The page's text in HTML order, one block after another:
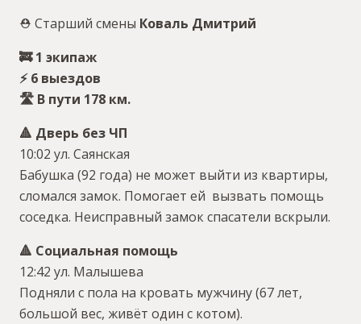
⛑ Старший смены Коваль Дмитрий
🚒 1 экипаж
⚡️ 6 выездов
🛣 В пути 178 км.
🔺 Дверь без ЧП
10:02 ул. Саянская
Бабушка (92 года) не может выйти из квартиры,
сломался замок. Помогает ей вызвать помощь
соседка. Неисправный замок спасатели вскрыли.
🔺 Социальная помощь
12:42 ул. Малышева
Подняли с пола на кровать мужчину (67 лет,
большой вес, живёт один с котом).